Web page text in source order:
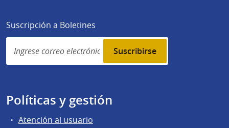
Suscripción a Boletines
Simplenews
subscription
Políticas y gestión
Atención al usuario